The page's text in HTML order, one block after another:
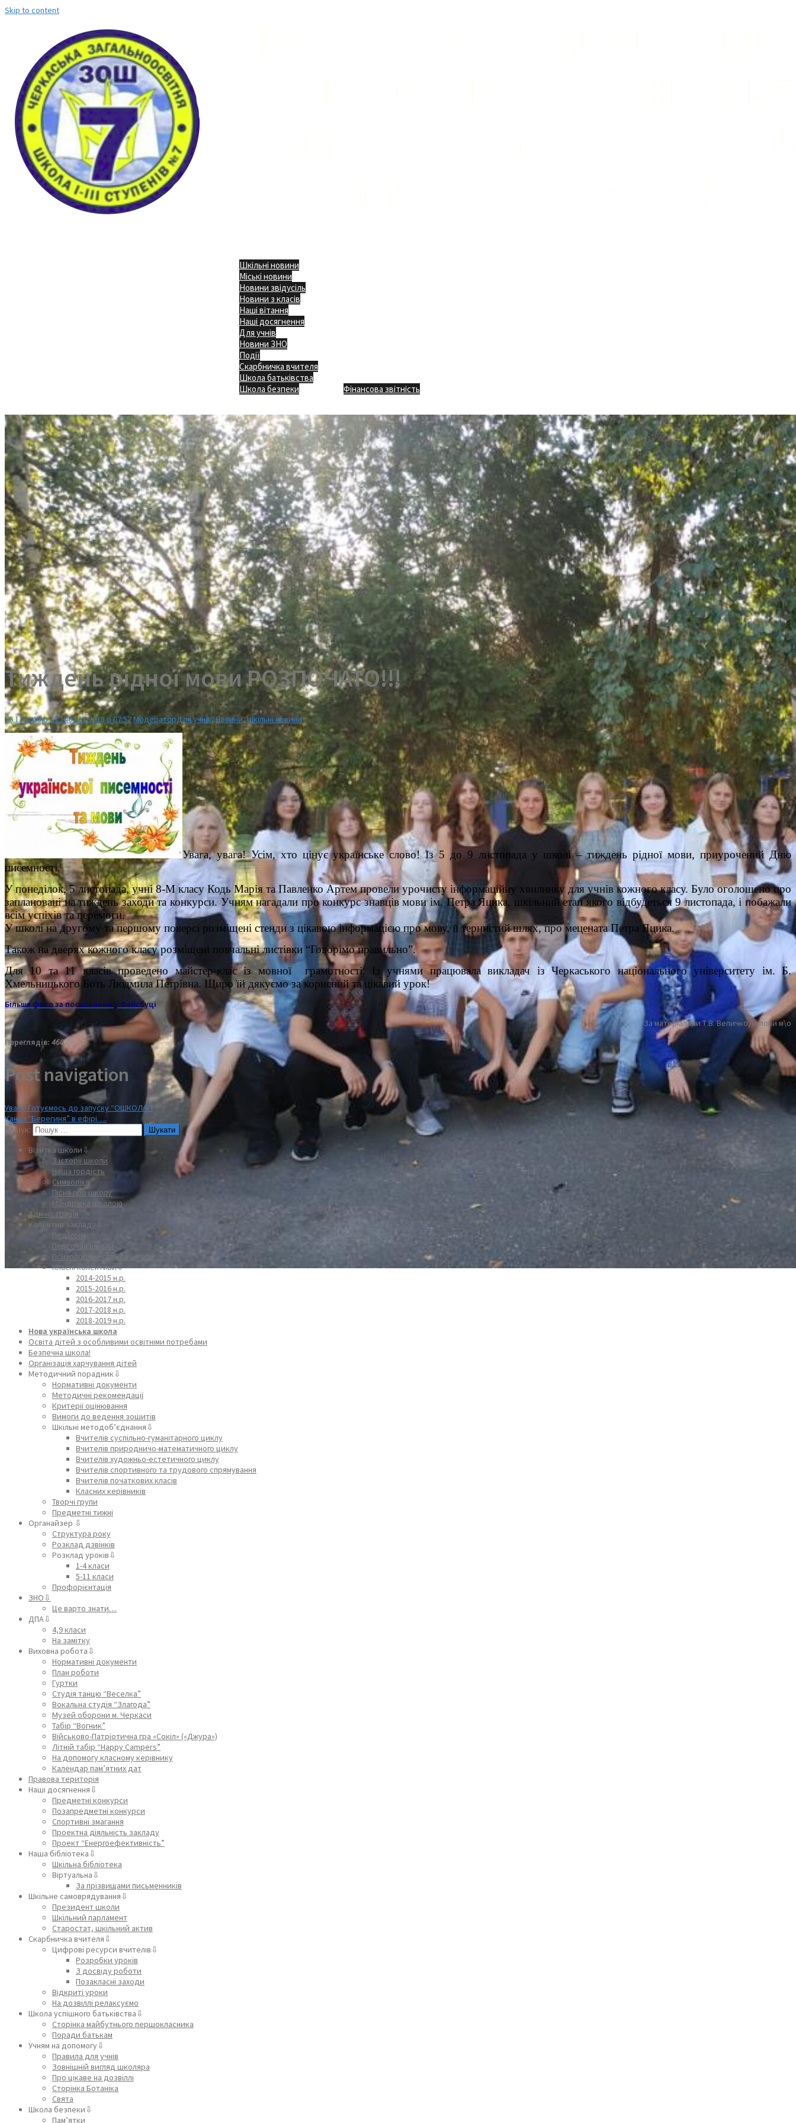
Skip to content
Шкільні новини
Міські новини
Новини звідусіль
Новини з класів
Наші вітання
Наші досягнення
Для учнів
Новини ЗНО
Події
Скарбничка вчителя
Школа батьківства
Школа безпеки
Фінансова звітність
Тиждень рідної мови РОЗПОЧАТО!!!
06.11.2018 о 23:1407.11.2018 о 07:57МодераторДля учнів,Новини,Шкільні новини
Увага, увага! Усім, хто цінує українське слово! Із 5 до 9 листопада у школі – тиждень рідної мови, приурочений Дню
писемності.
У понеділок, 5 листопада, учні 8-М класу Кодь Марія та Павленко Артем провели урочисту інформаційну хвилинку для учнів кожного класу. Було оголошено про
заплановані на тиждень заходи та конкурси. Учням нагадали про конкурс знавців мови ім. Петра Яцика, шкільний етап якого відбудеться 9 листопада, і побажали
всім успіхів та перемоги.
У школі на другому та першому поверсі розміщені стенди з цікавою інформацією про мову, її тернистий шлях, про мецената Петра Яцика.
Також на дверях кожного класу розміщені повчальні листівки “Говорімо правильно”.
Для 10 та 11 класів проведено майстер-клас із мовної грамотності. Із учнями працювала викладач із Черкаського національного університету ім. Б.
Хмельницького Боть Людмила Петрівна. Щиро їй дякуємо за корисний та цікавий урок!
Більше фото за посиланням у Фейсбуці
За матеріалами Т.В. Величко, голови м\о
Переглядів: 460
Post navigation
Увага! Готуємось до запуску “ОШКОЛА”!
Канал “Берегиня” в ефірі….
Пошук:
Візитка школи⇩
З історії школи
Наша гордість
Символіка
Пісня про школу
Мандрівка школою
Адміністрація
Колектив закладу⇩
Педагоги
Персонал школи
Психологічна служба школи
Класні колективи⇩
2014-2015 н.р.
2015-2016 н.р.
2016-2017 н.р.
2017-2018 н.р.
2018-2019 н.р.
Нова українська школа
Освіта дітей з особливими освітніми потребами
Безпечна школа!
Організація харчування дітей
Методичний порадник⇩
Нормативні документи
Методичні рекомендації
Критерії оцінювання
Вимоги до ведення зошитів
Шкільні методоб’єднання⇩
Вчителів суспільно-гуманітарного циклу
Вчителів природничо-математичного циклу
Вчителів художньо-естетичного циклу
Вчителів спортивного та трудового спрямування
Вчителів початкових класів
Класних керівників
Творчі групи
Предметні тижні
Органайзер ⇩
Структура року
Розклад дзвінків
Розклад уроків⇩
1-4 класи
5-11 класи
Профорієнтація
ЗНО⇩
Це варто знати…
ДПА⇩
4,9 класи
На замітку
Виховна робота⇩
Нормативні документи
План роботи
Гуртки
Студія танцю “Веселка”
Вокальна студія “Злагода”
Музей оборони м. Черкаси
Табір “Вогник”
Військово-Патріотична гра «Сокіл» («Джура»)
Літній табір “Happy Campers”
На допомогу класному керівнику
Календар пам’ятних дат
Правова територія
Наші досягнення⇩
Предметні конкурси
Позапредметні конкурси
Спортивні змагання
Проектна діяльність закладу
Проект “Енергоефективність”
Наша бібліотека⇩
Шкільна бібліотека
Віртуальна⇩
За прізвищами письменників
Шкільне самоврядування⇩
Президент школи
Шкільний парламент
Старостат, шкільний актив
Скарбничка вчителя⇩
Цифрові ресурси вчителів⇩
Розробки уроків
З досвіду роботи
Позакласні заходи
Відкриті уроки
На дозвіллі релаксуємо
Школа успішного батьківства⇩
Сторінка майбутнього першокласника
Поради батькам
Учням на допомогу⇩
Правила для учнів
Зовнішній вигляд школяра
Про цікаве на дозвіллі
Сторінка Ботаніка
Свята
Школа безпеки⇩
Пам’ятки